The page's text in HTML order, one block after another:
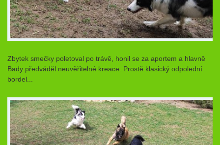
Zbytek smečky poletoval po trávě, honil se za aportem a hlavně
Bady předváděl neuvěřitelné kreace. Prostě klasický odpolední
bordel...